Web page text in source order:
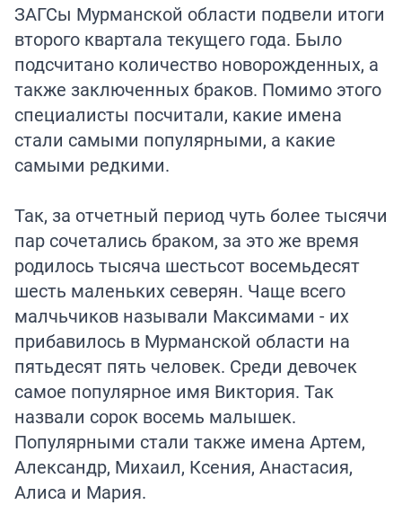
ЗАГСы Мурманской области подвели итоги
второго квартала текущего года. Было
подсчитано количество новорожденных, а
также заключенных браков. Помимо этого
специалисты посчитали, какие имена
стали самыми популярными, а какие
самыми редкими.
Так, за отчетный период чуть более тысячи
пар сочетались браком, за это же время
родилось тысяча шестьсот восемьдесят
шесть маленьких северян. Чаще всего
малчьчиков называли Максимами - их
прибавилось в Мурманской области на
пятьдесят пять человек. Среди девочек
самое популярное имя Виктория. Так
назвали сорок восемь малышек.
Популярными стали также имена Артем,
Александр, Михаил, Ксения, Анастасия,
Алиса и Мария.